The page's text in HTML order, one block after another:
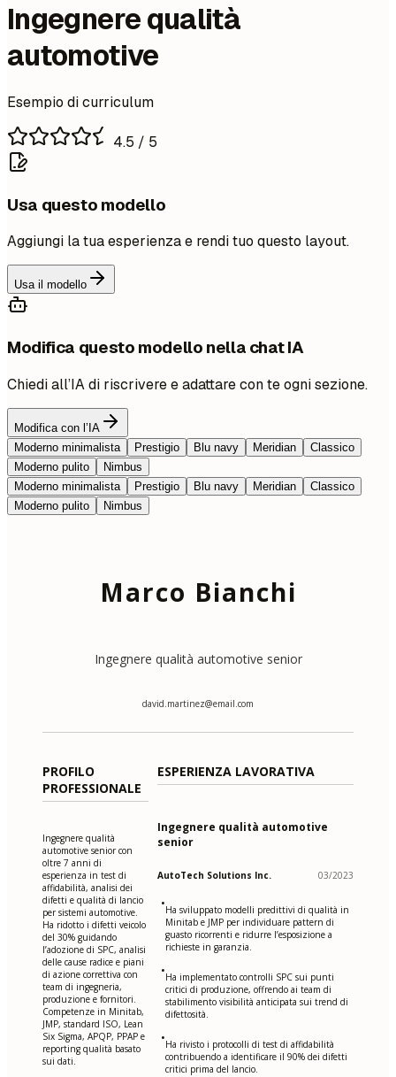
Ingegnere qualità
automotive
Esempio di curriculum
4.5 / 5
Usa questo modello
Aggiungi la tua esperienza e rendi tuo questo layout.
Usa il modello
Modifica questo modello nella chat IA
Chiedi all’IA di riscrivere e adattare con te ogni sezione.
Modifica con l’IA
Moderno minimalista
Prestigio Blu navy Meridian
Classico
Moderno pulito
Nimbus
Moderno minimalista
Prestigio Blu navy Meridian
Classico
Moderno pulito
Nimbus
Marco Bianchi
Ingegnere qualità automotive senior
david.martinez@email.com
PROFILO
PROFESSIONALE
Ingegnere qualità
automotive senior con
oltre 7 anni di
esperienza in test di
affidabilità, analisi dei
difetti e qualità di lancio
per sistemi automotive.
Ha ridotto i difetti veicolo
del 30% guidando
l’adozione di SPC, analisi
delle cause radice e piani
di azione correttiva con
team di ingegneria,
produzione e fornitori.
Competenze in Minitab,
JMP, standard ISO, Lean
Six Sigma, APQP, PPAP e
reporting qualità basato
sui dati.
ESPERIENZA LAVORATIVA
Ingegnere qualità automotive
senior
AutoTech Solutions Inc. 03/2023
•Ha sviluppato modelli predittivi di qualità in
Minitab e JMP per individuare pattern di
guasto ricorrenti e ridurre l’esposizione a
richieste in garanzia.
•Ha implementato controlli SPC sui punti
critici di produzione, offrendo ai team di
stabilimento visibilità anticipata sui trend di
difettosità.
•Ha rivisto i protocolli di test di affidabilità
contribuendo a identificare il 90% dei difetti
critici prima del lancio.